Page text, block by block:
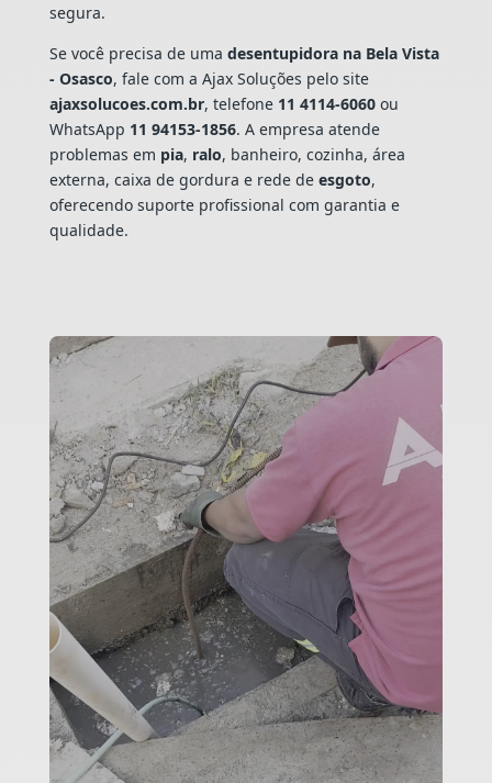
segura.
Se você precisa de uma desentupidora na Bela Vista
- Osasco, fale com a Ajax Soluções pelo site
ajaxsolucoes.com.br, telefone 11 4114-6060ou
WhatsApp 11 94153-1856. A empresa atende
problemas em pia, ralo, banheiro, cozinha, área
externa, caixa de gordura e rede de esgoto,
oferecendo suporte profissional com garantia e
qualidade.